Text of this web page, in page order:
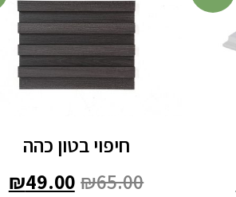
חיפוי בטון כהה
₪65.00
₪49.00